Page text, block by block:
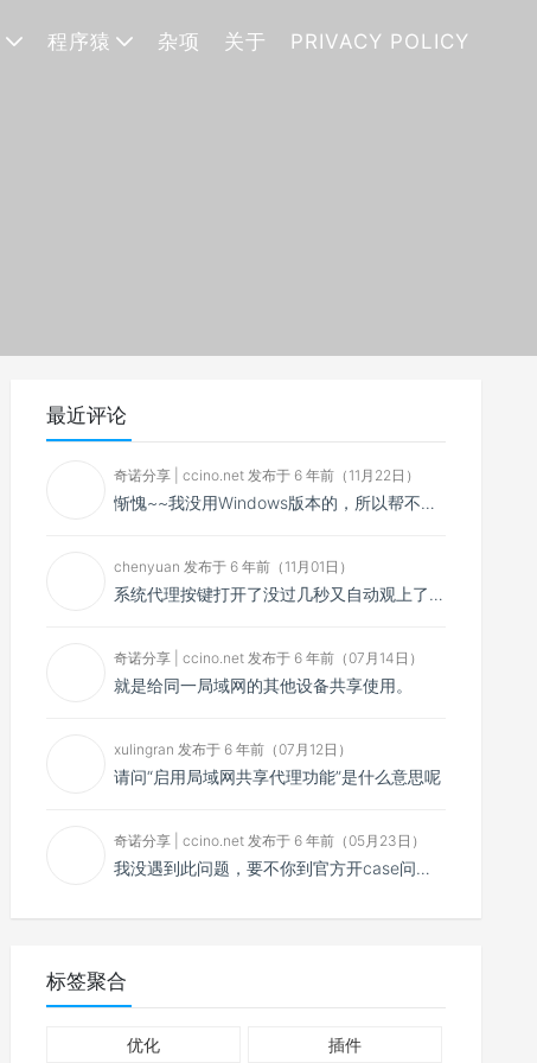
程序猿 杂项 关于 PRIVACY POLICY
最近评论
奇诺分享 | ccino.net 发布于 6 年前（11月22日）
惭愧~~我没用Windows版本的，所以帮不了你~~
chenyuan 发布于 6 年前（11月01日）
系统代理按键打开了没过几秒又自动观上了，导致一直打开不了，是什么问题呢？感谢大佬，请帮帮忙！谢谢！
奇诺分享 | ccino.net 发布于 6 年前（07月14日）
就是给同一局域网的其他设备共享使用。
xulingran 发布于 6 年前（07月12日）
请问“启用局域网共享代理功能”是什么意思呢
奇诺分享 | ccino.net 发布于 6 年前（05月23日）
我没遇到此问题，要不你到官方开case问问看？
标签聚合
优化 插件